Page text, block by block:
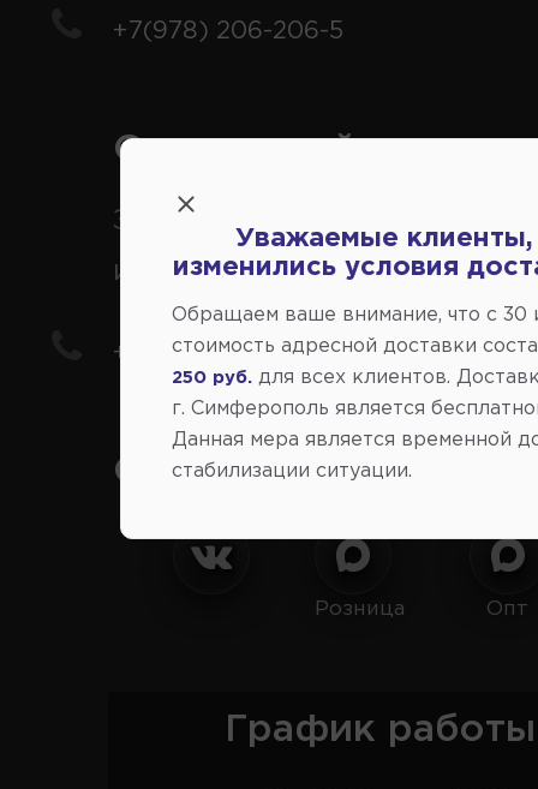
+7(978) 206-206-5
Справочный центр:
Заказ шин, дисков,
иномарки
+7(978) 206-206-8
Социальные сети:
Розница Опт
График
Уважаемые клиенты,
изменились условия
Обращаем ваше внимание, что c 30
стоимость адресной доставки
250 руб.
для всех клиентов.
г. Симферополь является
Данная мера является временной
стабилизации ситуации.